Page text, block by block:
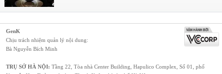
GenK
Chịu trách nhiệm quản lý nội dung:
Bà Nguyễn Bích Minh
TRỤ SỞ HÀ NỘI: Tầng 22, Tòa nhà Center Building, Hapulico Complex, Số 01, phố